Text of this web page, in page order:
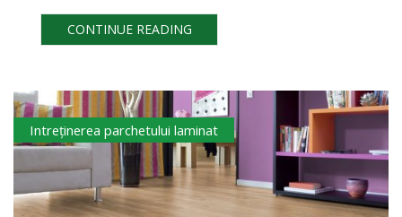
CONTINUE READING
Intreţinerea parchetului laminat